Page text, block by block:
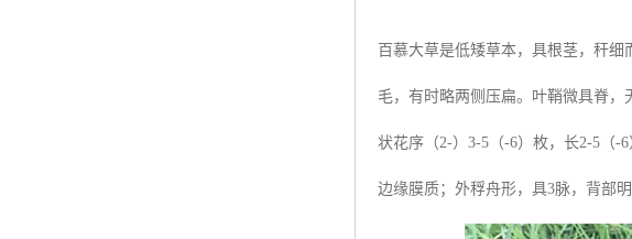
百慕大草是低矮草本，具根茎，秆
毛，有时略两侧压扁。叶鞘微具脊
状花序（2-）3-5（-6）枚，长2-5（-
边缘膜质；外稃舟形，具3脉，背部